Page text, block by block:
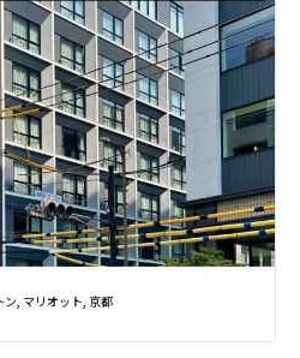
ン マリオット 京都